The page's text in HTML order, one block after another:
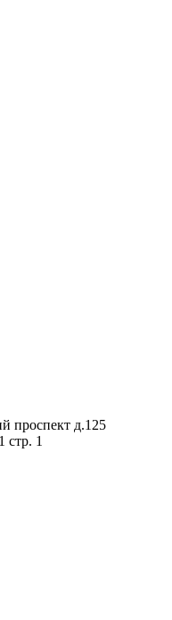
проспект д.125
стр. 1